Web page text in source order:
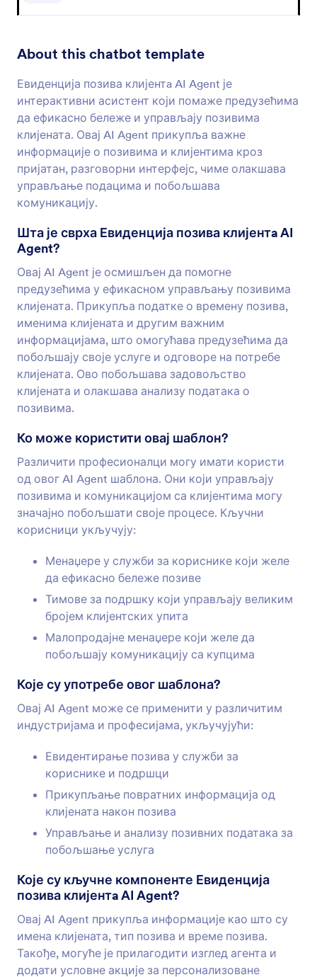
About this chatbot template
Евиденција позива клијентa AI Agent је
интерактивни асистент који помаже предузећима
да ефикасно бележе и управљају позивима
клијената. Овај AI Agent прикупља важне
информације о позивима и клијентима кроз
пријатан, разговорни интерфејс, чиме олакшава
управљање подацима и побољшава
комуникацију.
Шта је сврха Евиденција позива клијентa AI
Agent?
Овај AI Agent је осмишљен да помогне
предузећима у ефикасном управљању позивима
клијената. Прикупља податке о времену позива,
именима клијената и другим важним
информацијама, што омогућава предузећима да
побољшају своје услуге и одговоре на потребе
клијената. Ово побољшава задовољство
клијената и олакшава анализу података о
позивима.
Ко може користити овај шаблон?
Различити професионалци могу имати користи
од овог AI Agent шаблона. Они који управљају
позивима и комуникацијом са клијентима могу
значајно побољшати своје процесе. Кључни
корисници укључују:
Менаџере у служби за кориснике који желе
да ефикасно бележе позиве
Тимове за подршку који управљају великим
бројем клијентских упита
Малопродајне менаџере који желе да
побољшају комуникацију са купцима
Које су употребе овог шаблона?
Овај AI Agent може се применити у различитим
индустријама и професијама, укључујући:
Евидентирање позива у служби за
кориснике и подршци
Прикупљање повратних информација од
клијената након позива
Управљање и анализу позивних података за
побољшање услуга
Које су кључне компоненте Евиденција
позива клијентa AI Agent?
Овај AI Agent прикупља информације као што су
имена клијената, тип позива и време позива.
Такође, могуће је прилагодити изглед агента и
додати условне акције за персонализоване